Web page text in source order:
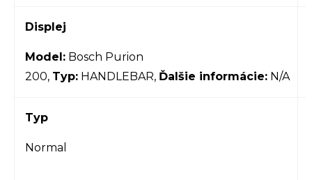
Displej
Model: Bosch Purion
200, Typ: HANDLEBAR, Ďalšie informácie: N/A
Typ
Normal